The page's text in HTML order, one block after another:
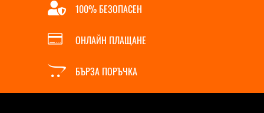
 100% БЕЗОПАСЕН
 ОНЛАЙН ПЛАЩАНЕ
 БЪРЗА ПОРЪЧКА